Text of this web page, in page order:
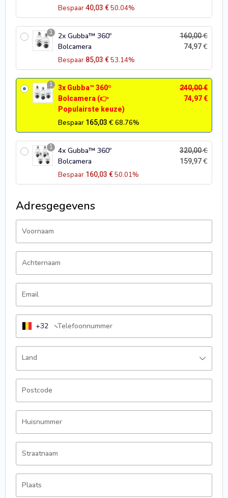
Bespaar40,03 €50.04%
1
2x Gubba™ 360º
Bolcamera
Bespaar 85,03 €53.14%
160,00€
74,97€
1
3x Gubba™ 360º
Bolcamera (👉
Populairste keuze)
Bespaar 165,03 €68.76%
240,00€
74,97€
1
4x Gubba™ 360º
Bolcamera
Bespaar 160,03 €50.01%
320,00€
159,97€
Adresgegevens
Voornaam
Achternaam
Email
Telefoonnummer
+32
Land
Postcode
Huisnummer
Straatnaam
Plaats